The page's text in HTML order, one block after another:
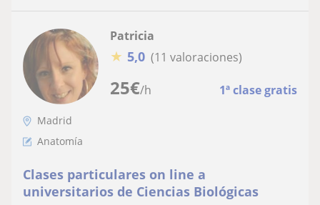
25€/h 1ª clase gratis
Patricia
★ 5,0 (11 valoraciones)
Madrid
Anatomía
Clases particulares on line a
universitarios de Ciencias Biológicas